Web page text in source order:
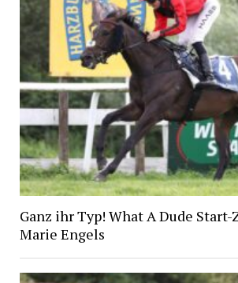
Ganz ihr Typ! What A Dude
Marie Engels